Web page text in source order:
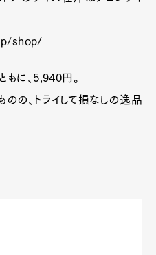
shop/
もに、5,940円。
のの、トライして損なしの逸品